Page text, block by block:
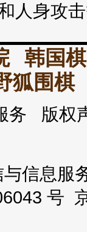
人身攻
韩国
狐围棋
务 版
与信息
号